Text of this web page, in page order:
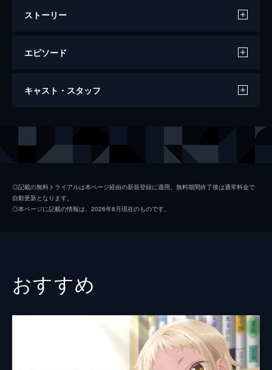
ストーリー
エピソード
#1 同情するなら悶えてよ
の秘密を守ることは難しく、とある出来事が
な存在であると気づかれてしまう。
#2 先生が鎮めてあげなきゃ
女教師・椎名楓は超がつくほどの欲求不満だ
った。パンデミックで全人類がEDになって
#3 隠すのなんか止めた
九重杏季は男が嫌いだった。女性だらけの学
は、ED化して牙を失った男たちを軽蔑して
いた。そんなある日、杏季は男女共用更衣室
で股間を隠すように縮こまる一樹を見つけ
キャスト・スタッフ
姫乃朱莉 蒼乃むすび
キャラクターデザイン
原作 トヨ
黒田和也
那須玲奈
◎記載の無料トライアルは本ページ経由の新規登録に適用。無料期間終了後は通常料金で
自動更新となります。
◎本ページに記載の情報は、2026年8月現在のものです。
おすすめ